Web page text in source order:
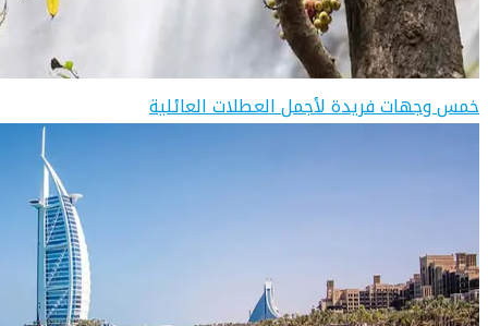
خمس وجهات فريدة لأجمل العطلات العائلية